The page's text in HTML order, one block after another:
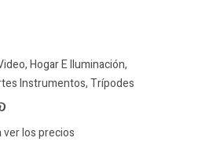
,Hogar E Iluminación,
Instrumentos,Trípodes
ver los precios